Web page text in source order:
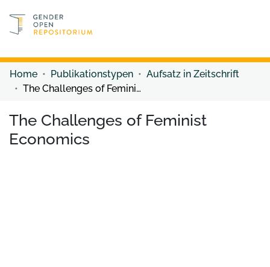
Discover content
Home Publikationstypen
Aufsatz in Zeitschrift
The Challenges of Feminist Economics
The Challenges of Feminist
Economics